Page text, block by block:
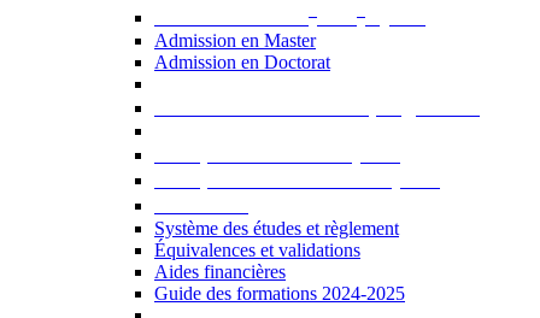
Admission en Master
Admission en Doctorat
Système des études et règlement
Équivalences et validations
Aides financières
Guide des formations 2024-2025